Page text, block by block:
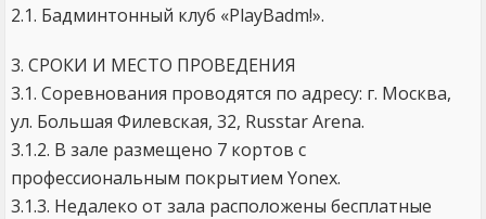
2.1. Бадминтонный клуб «PlayBadm!».
3. СРОКИ И МЕСТО ПРОВЕДЕНИЯ
3.1. Соревнования проводятся по адресу: г. Москва,
ул. Большая Филевская, 32, Russtar Arena.
3.1.2. В зале размещено 7 кортов с
профессиональным покрытием Yonex.
3.1.3. Недалеко от зала расположены бесплатные